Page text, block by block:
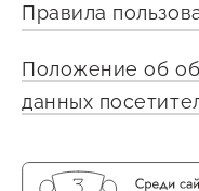
Правила
Положение об
данных